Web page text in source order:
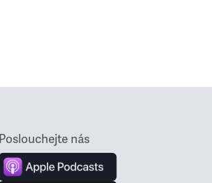
Poslouchejte nás